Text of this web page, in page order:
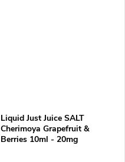
Liquid Just Juice SALT
Cherimoya Grapefruit &
Berries 10ml - 20mg